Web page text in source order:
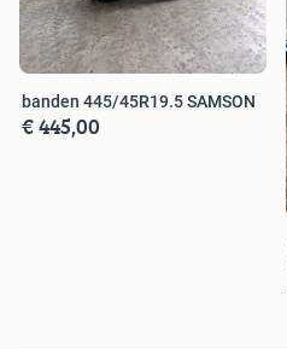
banden 445/45R19.5 SAMSON
€ 445,00